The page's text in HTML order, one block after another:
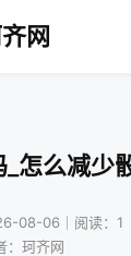
网
怎么减少
08-06｜阅读：1
：珂齐网